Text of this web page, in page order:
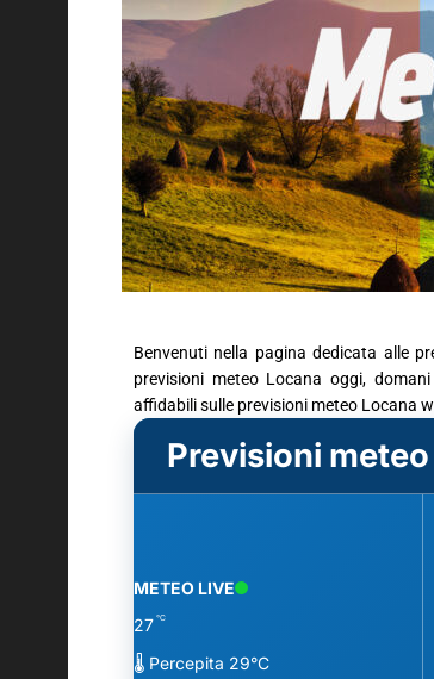
Benvenuti nella pagina dedicata alle
previsioni meteo Locana oggi,
affidabili sulle previsioni meteo Locana
METEO LIVE
27 °C
🌡️ Percepita 29°C